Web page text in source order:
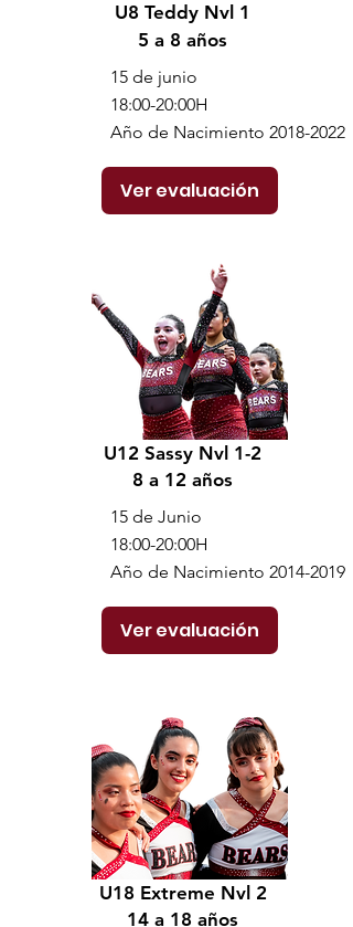
U8 Teddy Nvl 1
5 a 8 años
15 de junio
18:00-20:00H
Año de Nacimiento 2018-2022
Ver evaluación
U12 Sassy Nvl 1-2
8 a 12 años
15 de Junio
18:00-20:00H
Año de Nacimiento 2014-2019
Ver evaluación
U18 Extreme Nvl 2
14 a 18 años